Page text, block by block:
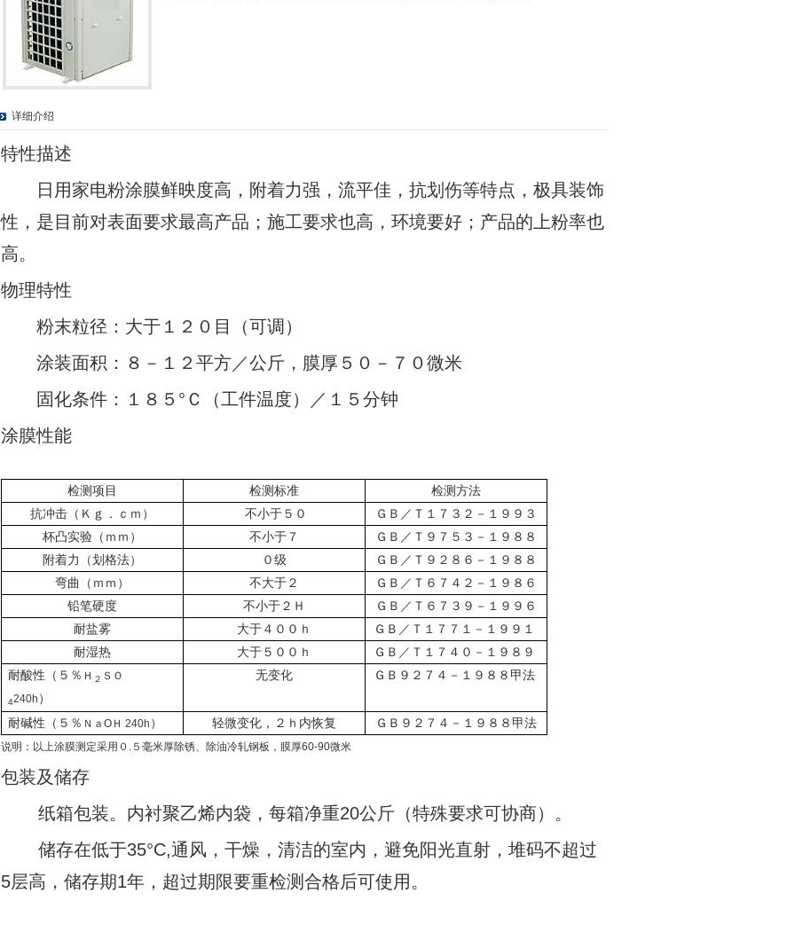
详细介绍
特性描述
日用家电粉涂膜鲜映度高，附着力强，流平佳，抗划伤等特点，极具装饰
性，是目前对表面要求最高产品；施工要求也高，环境要好；产品的上粉率也
高。
物理特性
粉末粒径：大于１２０目（可调）
涂装面积：８－１２平方／公斤，膜厚５０－７０微米
固化条件：１８５°Ｃ（工件温度）／１５分钟
涂膜性能
检测项目 检测标准
检测方法
抗冲击（Ｋｇ．ｃｍ）
不小于５０
ＧＢ／Ｔ１７３２－１９９３
杯凸实验（ｍｍ）
不小于７
ＧＢ／Ｔ９７５３－１９８８
附着力（划格法）
０级
ＧＢ／Ｔ９２８６－１９８８
弯曲（ｍｍ）
不大于２
ＧＢ／Ｔ６７４２－１９８６
铅笔硬度
不小于２Ｈ
ＧＢ／Ｔ６７３９－１９９６
耐盐雾
大于４００ｈ
ＧＢ／Ｔ１７７１－１９９１
耐湿热
大于５００ｈ
ＧＢ／Ｔ１７４０－１９８９
耐酸性（５％ Ｈ ２ ＳＯ
4240h ）
无变化 ＧＢ９２７４－１９８８甲法
耐碱性（５％ ＮａOＨ 240h ） 轻微变化，２ｈ内恢复 ＧＢ９２７４－１９８８甲法
说明：以上涂膜测定采用０.５毫米厚除锈、除油冷轧钢板，膜厚60-90微米
包装及储存
纸箱包装。内衬聚乙烯内袋，每箱净重20公斤（特殊要求可协商）。
储存在低于35°C,通风，干燥，清洁的室内，避免阳光直射，堆码不超过
5层高，储存期1年，超过期限要重检测合格后可使用。